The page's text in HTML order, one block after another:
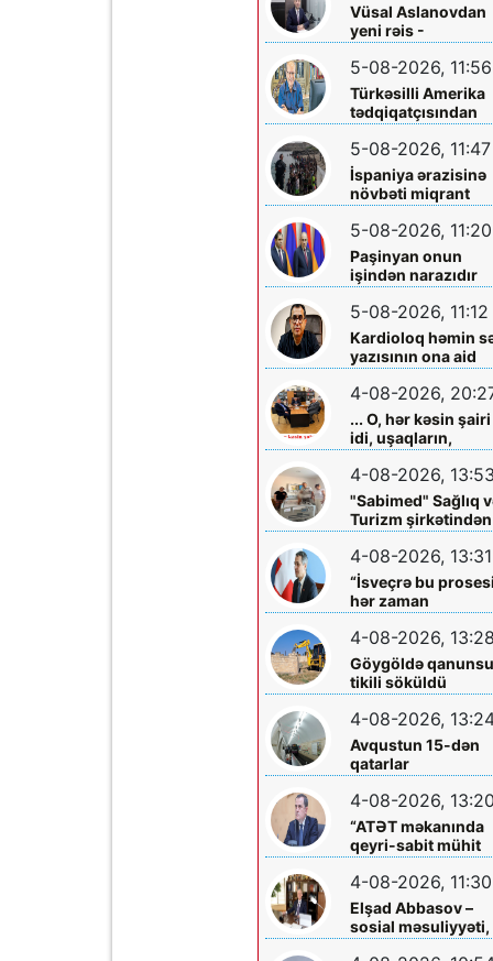
Vüsal Aslanovdan
yeni rəis -
Təyinatları
5-08-2026, 11:56
Türkəsilli Amerika
tədqiqatçısından
Talebinə -
Vardanyanla bağlı
çağırış
5-08-2026, 11:47
İspaniya ərazisinə
növbəti miqrant
axını gözlənilir?
5-08-2026, 11:20
Paşinyan onun
işindən narazıdır
5-08-2026, 11:12
Kardioloq həmin
yazısının ona aid
olmadığını -
Açıqladı
4-08-2026,
... O, hər kəsin şairi
idi, uşaqların,
gənclərin,
böyüklərin qəlbinə
yol tapan incə
söz sərrafı idi...
4-08-2026, 13:53
"Sabimed" Sağlıq
Turizm şirkətindən
növbəti xeyirxah
addım – Türkiyədə
müalicə alan
körpəyə hərtərəfli
dəstək
4-08-2026, 13:31
“İsveçrə bu prosesi
hər zaman
dəstəkləməyə
hazırdır”
4-08-2026, 13:28
Göygöldə
tikili söküldü
4-08-2026,
Avqustun 15-dən
qatarlar
“Nizami”-“28 May”
arasında
işləməyəcək
4-08-2026, 13:20
“ATƏT məkanında
qeyri-sabit mühit
hökm sürür”
4-08-2026, 11:30
Elşad Abbasov –
sosial məsuliyyəti,
xeyriyyəçiliyi və